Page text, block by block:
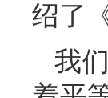
绍了
我